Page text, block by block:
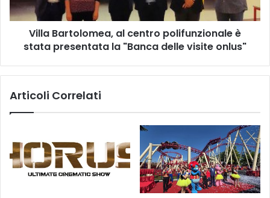
presentata
la
"Banca
delle
Villa Bartolomea, al centro polifunzionale è
stata presentata la "Banca delle visite onlus"
Articoli Correlati